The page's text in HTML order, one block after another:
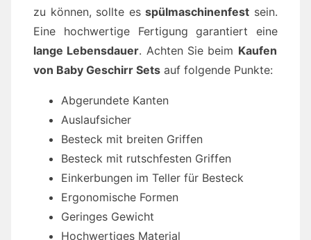
zu können, sollte esspülmaschinenfest sein.
Eine hochwertige Fertigung garantiert eine
lange Lebensdauer. Achten Sie beim Kaufen
von Baby Geschirr Sets auf folgende Punkte:
Abgerundete Kanten
Auslaufsicher
Besteck mit breiten Griffen
Besteck mit rutschfesten Griffen
Einkerbungen im Teller für Besteck
Ergonomische Formen
Geringes Gewicht
Hochwertiges Material